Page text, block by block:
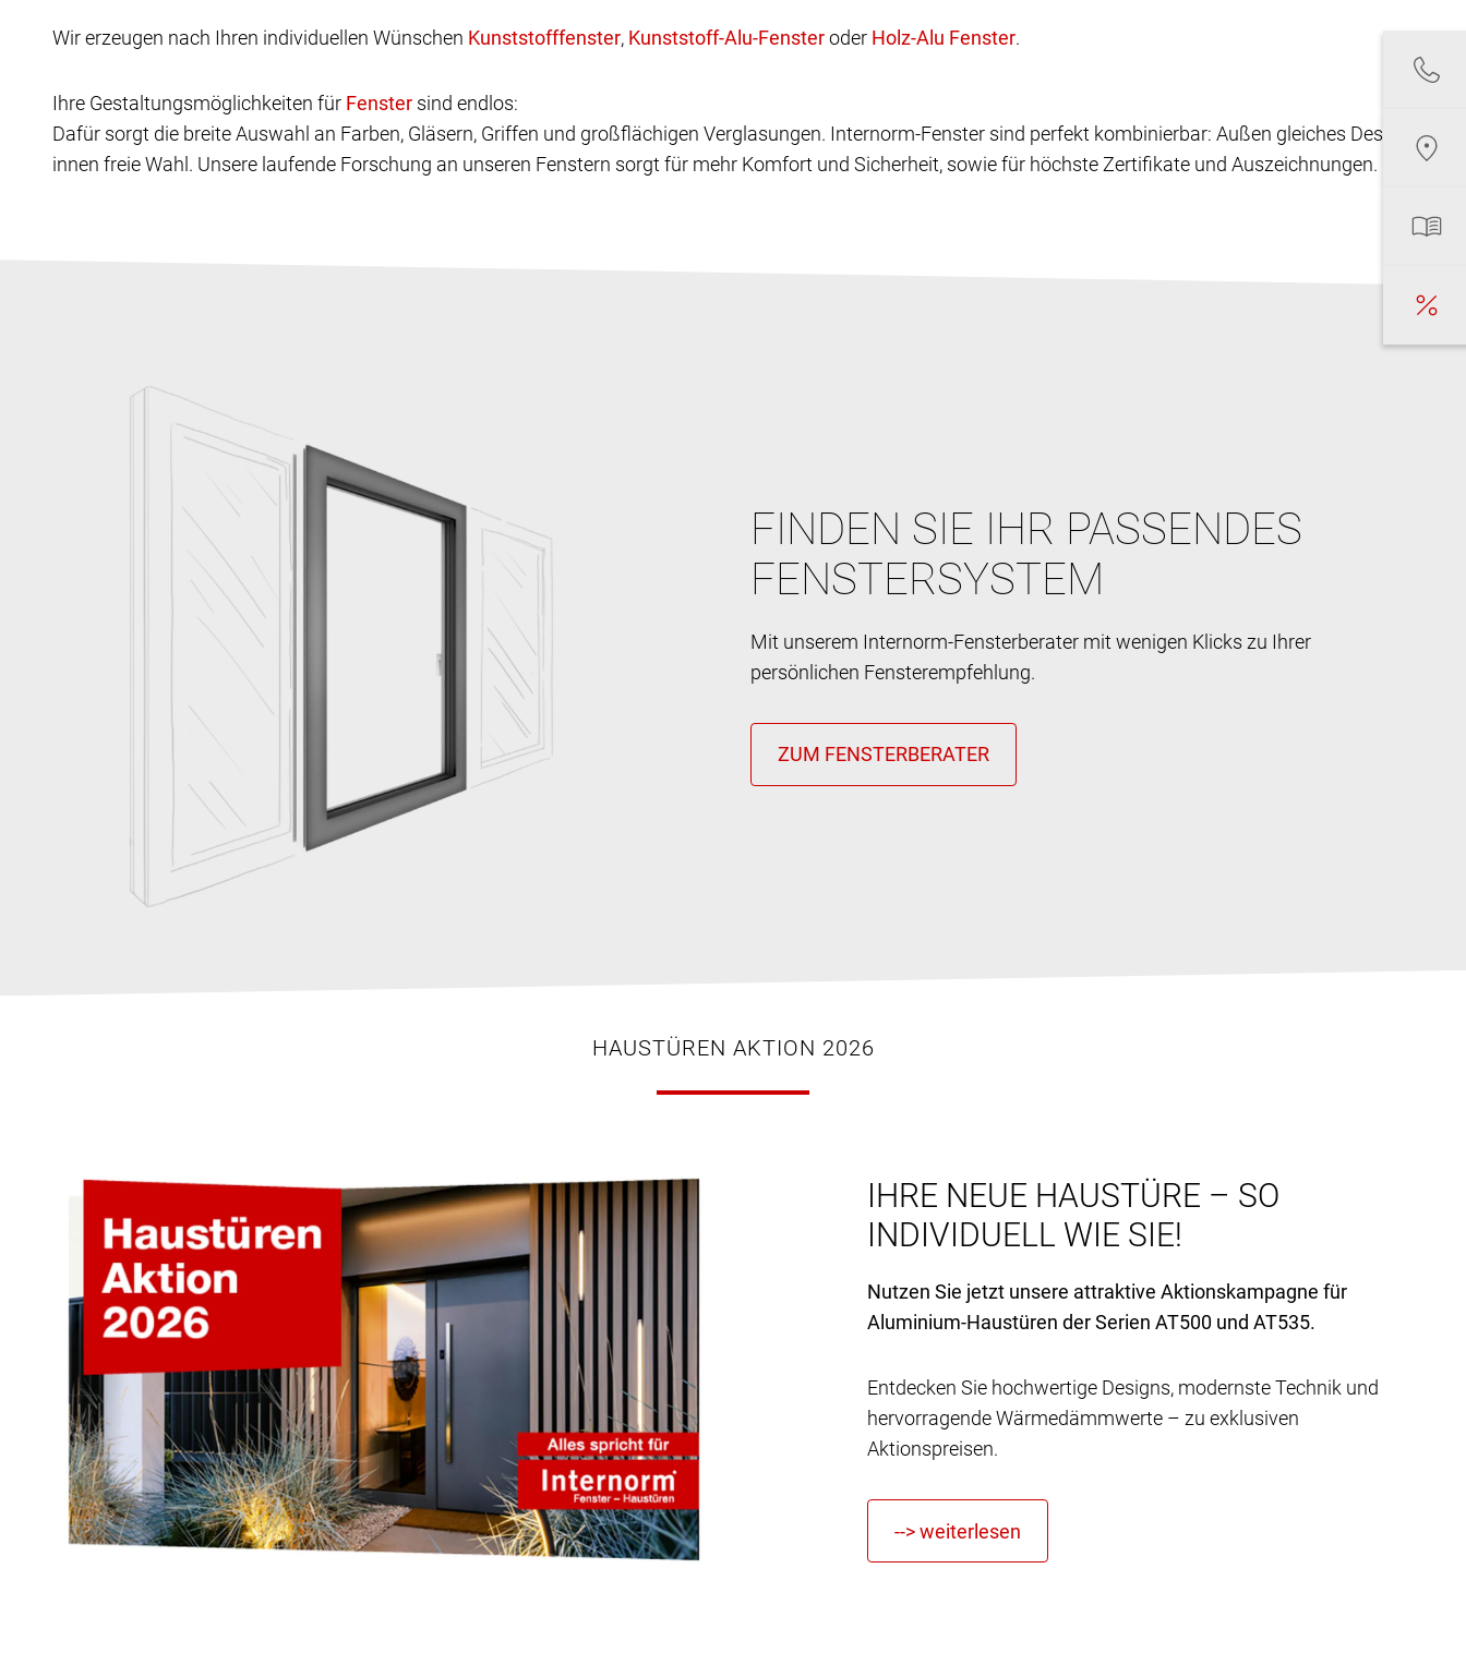
Wir erzeugen nach Ihren individuellen Wünschen , oder .
Ihre Gestaltungsmöglichkeiten für
sind endlos:
Dafür sorgt die breite Auswahl an Farben, Gläsern, Griffen und großflächigen Verglasungen. Internorm-Fenster sind perfekt kombinierbar: Außen gleiches Design,
innen freie Wahl. Unsere laufende Forschung an unseren Fenstern sorgt für mehr Komfort und Sicherheit, sowie für höchste Zertifikate und Auszeichnungen.
FINDEN SIE IHR PASSENDES
FENSTERSYSTEM
Mit unserem Internorm-Fensterberater mit wenigen Klicks zu Ihrer
persönlichen Fensterempfehlung.
HAUSTÜREN AKTION 2026
IHRE NEUE HAUSTÜRE – SO
INDIVIDUELL WIE SIE!
Nutzen Sie jetzt unsere attraktive Aktionskampagne für
Aluminium-Haustüren der Serien AT500 und AT535.
Entdecken Sie hochwertige Designs, modernste Technik und
hervorragende Wärmedämmwerte – zu exklusiven
Aktionspreisen.